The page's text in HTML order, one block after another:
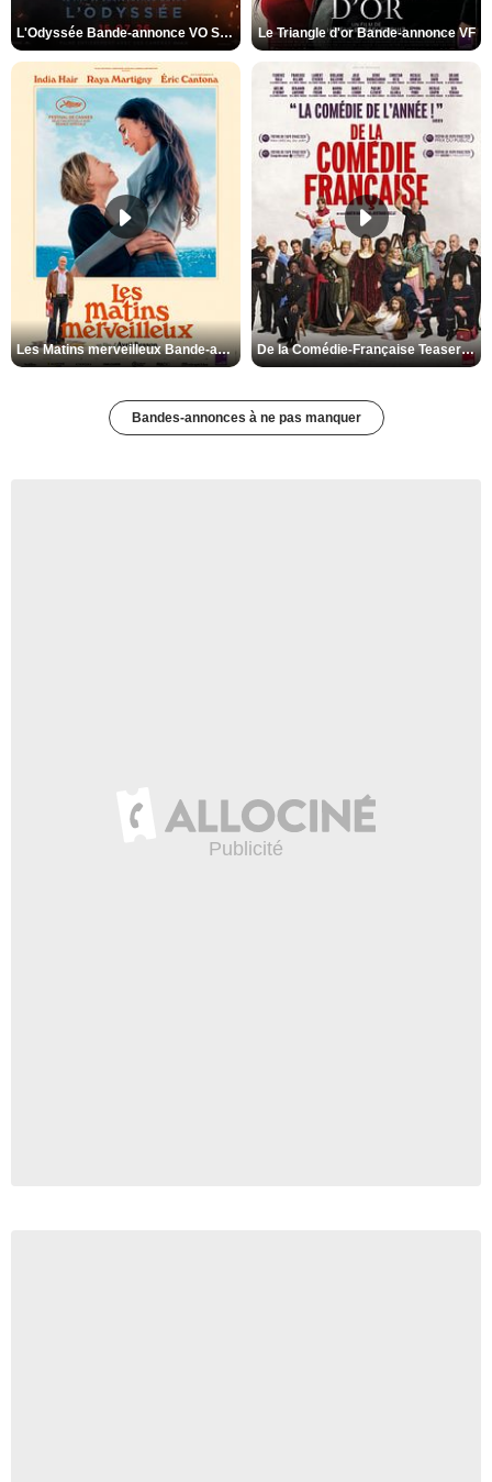
L'Odyssée Bande-annonce VO STFR Le Triangle d'or Bande-annonce VF
Les Matins merveilleux Bande-annonce VF De la Comédie-Française Teaser VF
Bandes-annonces à ne pas manquer